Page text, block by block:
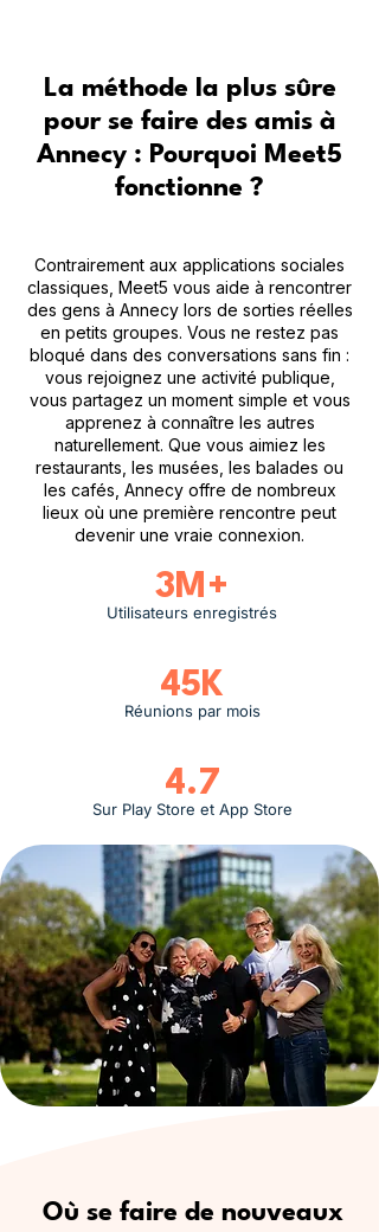
La méthode la plus sûre
pour se faire des amis à
Annecy : Pourquoi Meet5
fonctionne ?
Contrairement aux applications sociales
classiques, Meet5 vous aide à rencontrer
des gens à Annecy lors de sorties réelles
en petits groupes. Vous ne restez pas
bloqué dans des conversations sans fin :
vous rejoignez une activité publique,
vous partagez un moment simple et vous
apprenez à connaître les autres
naturellement. Que vous aimiez les
restaurants, les musées, les balades ou
les cafés, Annecy offre de nombreux
lieux où une première rencontre peut
devenir une vraie connexion.
3M+
Utilisateurs enregistrés
45K
Réunions par mois
4.7
Sur Play Store et App Store
Où se faire de nouveaux